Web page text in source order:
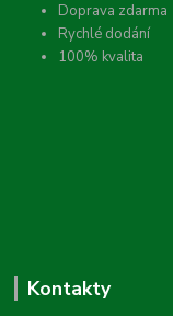
Doprava zdarma
Rychlé dodání
100% kvalita
Kontakty